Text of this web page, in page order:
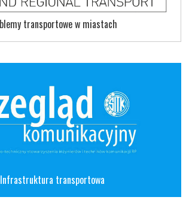
transportowe w miastach
Infrastruktura transportowa